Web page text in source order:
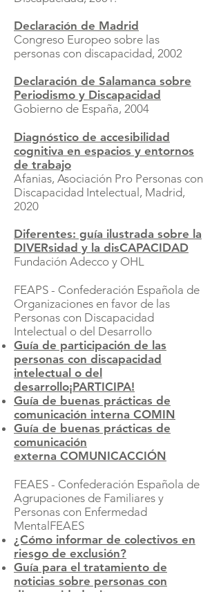
Declaración de Madrid
Congreso Europeo sobre las
personas con discapacidad, 2002
Declaración de Salamanca sobre
Periodismo y Discapacidad
Gobierno de España, 2004
Diagnóstico de accesibilidad
cognitiva en espacios y entornos
de trabajo
Afanias, Asociación Pro Personas con
Discapacidad Intelectual, Madrid,
2020
Diferentes: guía ilustrada sobre la
DIVERsidad y la disCAPACIDAD
Fundación Adecco y OHL
FEAPS - Confederación Española de
Organizaciones en favor de las
Personas con Discapacidad
Intelectual o del Desarrollo
Guía de participación de las
personas con discapacidad
intelectual o del
desarrollo¡PARTICIPA!
Guía de buenas prácticas de
comunicación interna COMIN
Guía de buenas prácticas de
comunicación
externa COMUNICACCIÓN
FEAES - Confederación Española de
Agrupaciones de Familiares y
Personas con Enfermedad
Mental FEAES
¿Cómo informar de colectivos en
riesgo de exclusión?
Guía para el tratamiento de
noticias sobre personas con